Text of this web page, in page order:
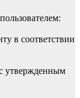
в соответствии
утвержденным